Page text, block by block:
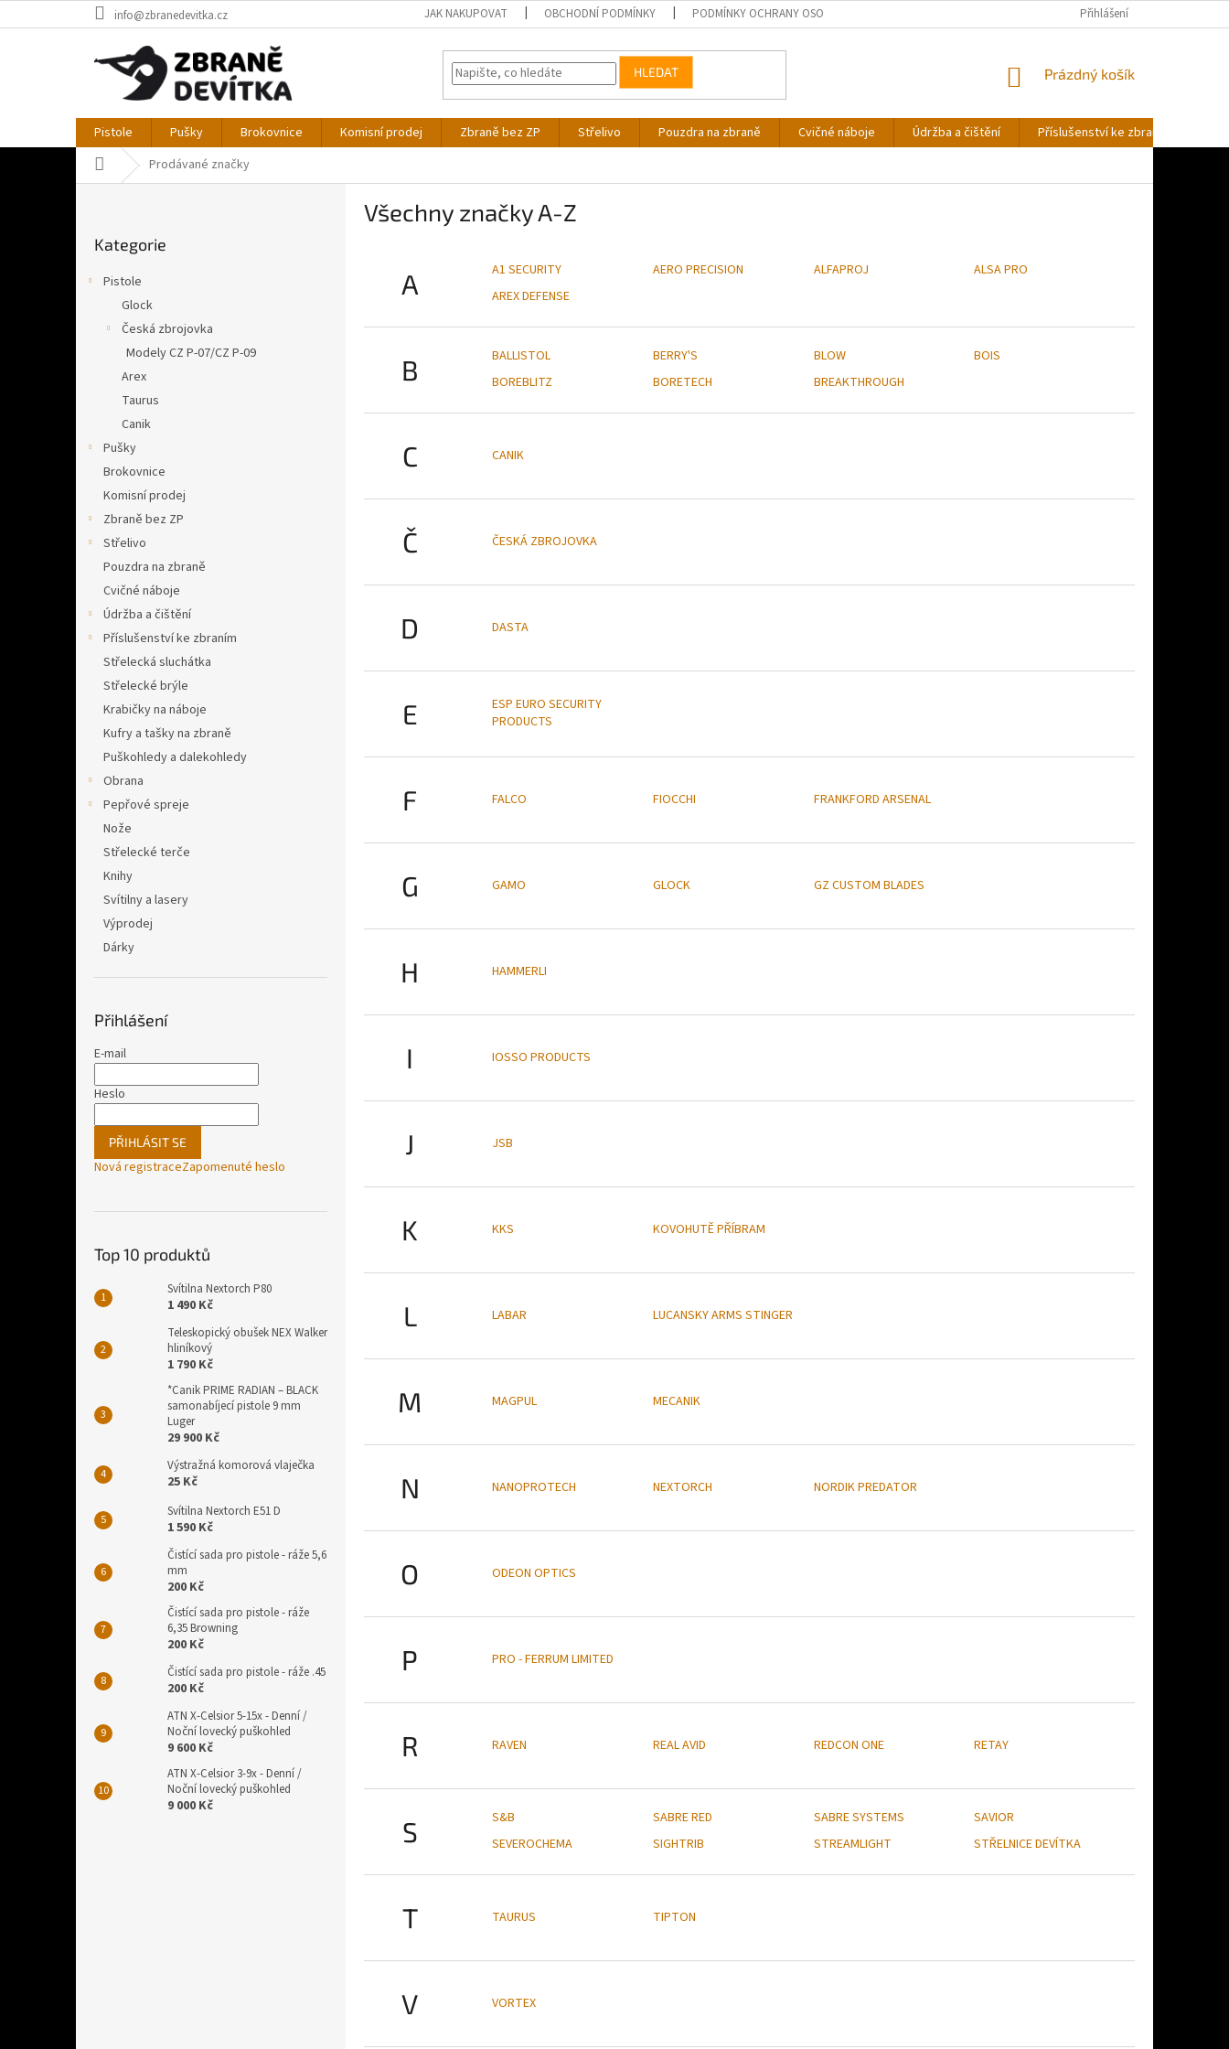
na
info@zbranedevitka.cz JAK NAKUPOVAT OBCHODNÍ PODMÍNKY PODMÍNKY OCHRANY OSOBNÍCH ÚDAJŮ Přihlášení
HLEDAT
NÁKUPNÍ
Prázdný košík
Pistole Pušky Brokovnice Komisní prodej Zbraně bez ZP Střelivo Pouzdra na zbraně Cvičné náboje Údržba a čištění Příslušenství ke zbraním
Domů Prodávané značky
kategorie
Kategorie
Pistole
Glock
Česká zbrojovka
Modely CZ P-07/CZ P-09
Arex
Taurus
Canik
Pušky
Brokovnice
Komisní prodej
Zbraně bez ZP
Střelivo
Pouzdra na zbraně
Cvičné náboje
Údržba a čištění
Příslušenství ke zbraním
Střelecká sluchátka
Střelecké brýle
Krabičky na náboje
Kufry a tašky na zbraně
Puškohledy a dalekohledy
Obrana
Pepřové spreje
Nože
Střelecké terče
Knihy
Svítilny a lasery
Výprodej
Dárky
Přihlášení
E-mail
Heslo
PŘIHLÁSIT SE
Nová registraceZapomenuté heslo
Top 10 produktů
Svítilna Nextorch P80
1 490 Kč
Teleskopický obušek NEX Walker
hliníkový
1 790 Kč
*Canik PRIME RADIAN – BLACK
samonabíjecí pistole 9 mm
Luger
29 900 Kč
Výstražná komorová vlaječka
25 Kč
Svítilna Nextorch E51 D
1 590 Kč
Čistící sada pro pistole - ráže 5,6
mm
200 Kč
Čistící sada pro pistole - ráže
6,35 Browning
200 Kč
Čistící sada pro pistole - ráže .45
200 Kč
ATN X-Celsior 5-15x - Denní /
Noční lovecký puškohled
9 600 Kč
ATN X-Celsior 3-9x - Denní /
Noční lovecký puškohled
9 000 Kč
Všechny značky A-Z
A A1 SECURITY AERO PRECISION ALFAPROJ
ALSA PRO
AREX DEFENSE
B BALLISTOL BERRY'S BLOW
BOIS
BOREBLITZ
BORETECH BREAKTHROUGH
C CANIK
Č ČESKÁ ZBROJOVKA
D DASTA
E
ESP EURO SECURITY
PRODUCTS
F FALCO FIOCCHI FRANKFORD ARSENAL
G GAMO GLOCK GZ CUSTOM BLADES
H HAMMERLI
I IOSSO PRODUCTS
J JSB
K KKS KOVOHUTĚ PŘÍBRAM
L LABAR LUCANSKY ARMS STINGER
M MAGPUL MECANIK
N NANOPROTECH NEXTORCH NORDIK PREDATOR
O ODEON OPTICS
P PRO - FERRUM LIMITED
R RAVEN REAL AVID REDCON ONE RETAY
S S&B SABRE RED SABRE SYSTEMS
SAVIOR
SEVEROCHEMA
SIGHTRIB STREAMLIGHT STŘELNICE DEVÍTKA
T TAURUS TIPTON
V VORTEX